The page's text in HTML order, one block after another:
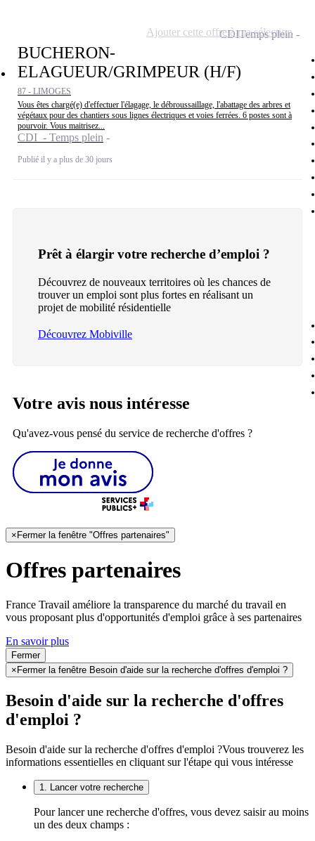
BUCHERON-
ELAGUEUR/GRIMPEUR (H/F)
87 - LIMOGES
Vous êtes chargé(e) d'effectuer l'élagage, le débroussaillage, l'abattage des arbres et
végétaux pour des chantiers sous lignes électriques et voies ferrées. 6 postes sont à
pourvoir. Vous maitrisez...
CDI - Temps plein
Publié il y a plus de 30 jours
CDITemps plein
Ajouter cette offre à ma sélection
Prêt à élargir votre recherche d’emploi ?
Découvrez de nouveaux territoires où les chances de
trouver un emploi sont plus fortes en réalisant un
projet de mobilité résidentielle
Découvrez Mobiville
Votre avis nous intéresse
Qu'avez-vous pensé du service de recherche d'offres ?
× Fermer la fenêtre "Offres partenaires"
Offres partenaires
France Travail améliore la transparence du marché du travail en
vous proposant plus d'opportunités d'emploi grâce à ses partenaires
En savoir plus
Fermer
× Fermer la fenêtre Besoin d'aide sur la recherche d'offres d'emploi ?
Besoin d'aide sur la recherche d'offres
d'emploi ?
Besoin d'aide sur la recherche d'offres d'emploi ?Vous trouverez les
informations essentielles en cliquant sur l'étape qui vous intéresse
1. Lancer votre recherche
Pour lancer une recherche d'offres, vous devez saisir au moins
un des deux champs :